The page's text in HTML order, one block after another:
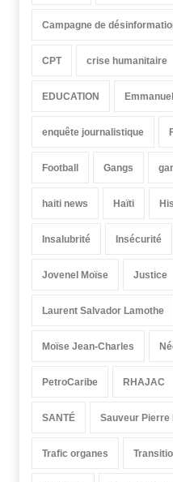
Campagne de
CPT crise humanitaire
EDUCATION
enquête journalistique
Football Gangs
haiti news Haïti
Insalubrité Insécurité
Jovenel Moïse Justice
Laurent Salvador Lamothe
Moïse Jean-Charles
PetroCaribe RHAJAC
SANTÉ Sauveur Pierre
Trafic organes